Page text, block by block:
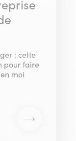
: cette
pour faire
moi